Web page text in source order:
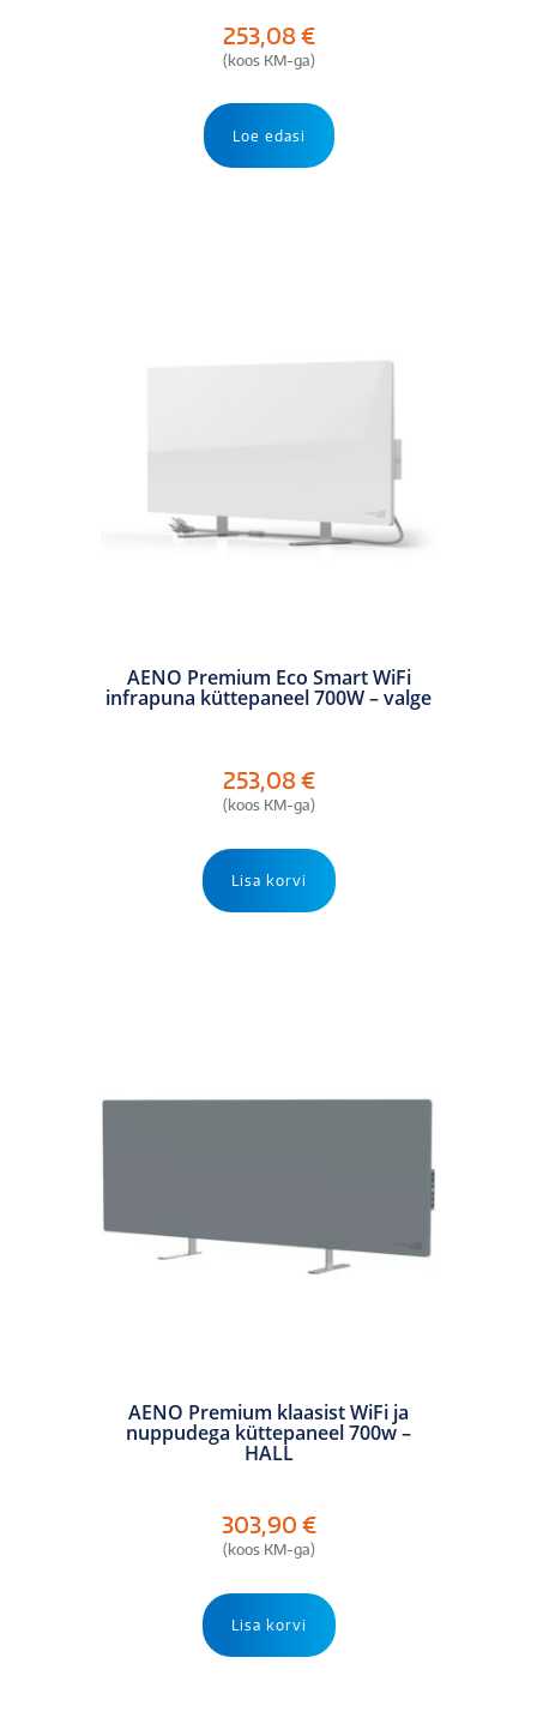
253,08 €
(koos KM-ga)
Loe edasi
AENO Premium Eco Smart WiFi
infrapuna küttepaneel 700W – valge
253,08 €
(koos KM-ga)
Lisa korvi
AENO Premium klaasist WiFi ja
nuppudega küttepaneel 700w –
HALL
303,90 €
(koos KM-ga)
Lisa korvi